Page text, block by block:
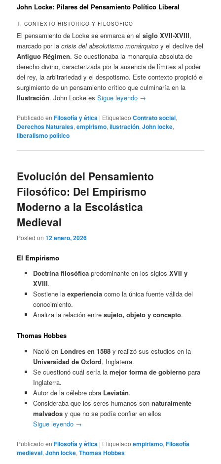
John Locke: Pilares del Pensamiento Político Liberal
1. CONTEXTO HISTÓRICO Y FILOSÓFICO
El pensamiento de Locke se enmarca en elsiglo XVII-XVIII,
marcado por lacrisis del absolutismo monárquico y el declive del
Antiguo Régimen. Se cuestionaba la monarquía absoluta de
derecho divino, caracterizada por la ausencia de límites al poder
del rey, la arbitrariedad y el despotismo. Este contexto propició el
surgimiento de un pensamiento crítico que culminaría en la
Ilustración. John Locke esSigue leyendo →
Publicado en Filosofía y ética | Etiquetado Contrato social,
Derechos Naturales,empirismo,ilustración,John locke,
liberalismo político
Evolución del Pensamiento
Filosófico: Del Empirismo
Moderno a la Escolástica
Medieval
Posted on12 enero, 2026
El Empirismo
Doctrina filosóficapredominante en los siglos XVII y
XVIII.
Sostiene la experienciacomo la única fuente válida del
conocimiento.
Analiza la relación entre sujeto, objeto y concepto.
Thomas Hobbes
Nació en Londres en 1588y realizó sus estudios en la
Universidad de Oxford, Inglaterra.
Se cuestionó cuál sería la mejor forma de gobiernopara
Inglaterra.
Autor de la célebre obra Leviatán.
Consideraba que los seres humanos son naturalmente
malvadosy que no se podía confiar en ellos
Sigue leyendo →
Publicado en Filosofía y ética | Etiquetado empirismo,Filosofía
medieval,John locke,Thomas Hobbes